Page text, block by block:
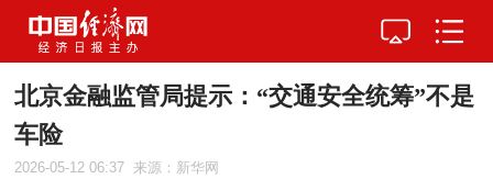
北京金融监管局提示：“交通安全统筹”不是
车险
2026-05-12 06:37 来源：新华网